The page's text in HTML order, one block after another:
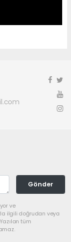
Gönder
ve
ilgili doğrudan veya
tüm